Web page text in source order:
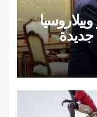
جديدة